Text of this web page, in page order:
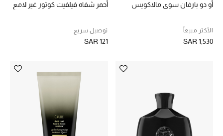
المجوهرات
عرض جميع المنتجات
أو دو بارفان سوي مالاكويس
الأكثر مبيعاً
SAR 1,530
أحمر شفاه فيلفيت كوتور غير لامع
توصيل سريع
SAR 121